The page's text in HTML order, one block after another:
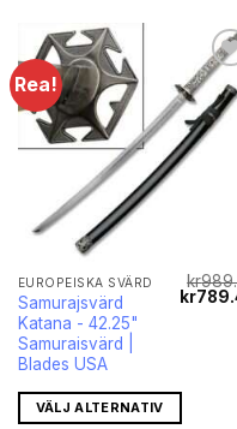
Rea!
EUROPEISKA SVÄRD
Samurajsvärd
Katana - 42.25"
Samuraisvärd |
Blades USA
kr
Det
kr
VÄLJ ALTERNATIV